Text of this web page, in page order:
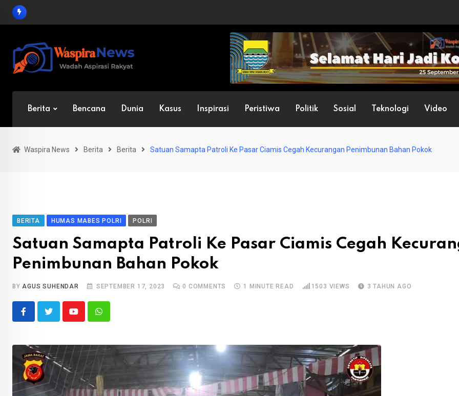
Skip
Berita Bencana Dunia Kasus Inspirasi Peristiwa Politik Sosial Teknologi Video
Waspira News Berita Berita Satuan Samapta Patroli Ke Pasar Ciamis Cegah Kecurangan Penimbunan Bahan Pokok
BERITA HUMAS MABES POLRI POLRI
Satuan Samapta Patroli Ke Pasar Ciamis Cegah
Penimbunan Bahan Pokok
BYAGUS SUHENDAR SEPTEMBER 17, 2023 0 COMMENTS 1 MINUTE READ 1503 VIEWS 3 TAHUN AGO
YoutubeWhatsapp